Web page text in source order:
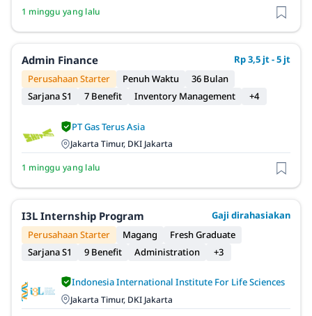
1 minggu yang lalu
Admin Finance
Rp 3,5 jt - 5 jt
Perusahaan Starter
Penuh Waktu
36 Bulan
Sarjana S1
7 Benefit Inventory Management +4
PT Gas Terus Asia
Jakarta Timur, DKI Jakarta
1 minggu yang lalu
I3L Internship Program
Gaji dirahasiakan
Perusahaan Starter
Magang
Fresh Graduate
Sarjana S1
9 Benefit Administration +3
Indonesia International Institute For Life Sciences
Jakarta Timur, DKI Jakarta